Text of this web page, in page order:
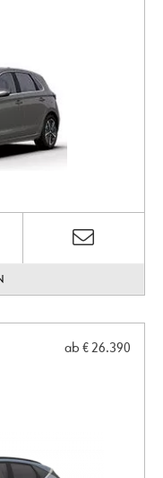
ab € 26.390